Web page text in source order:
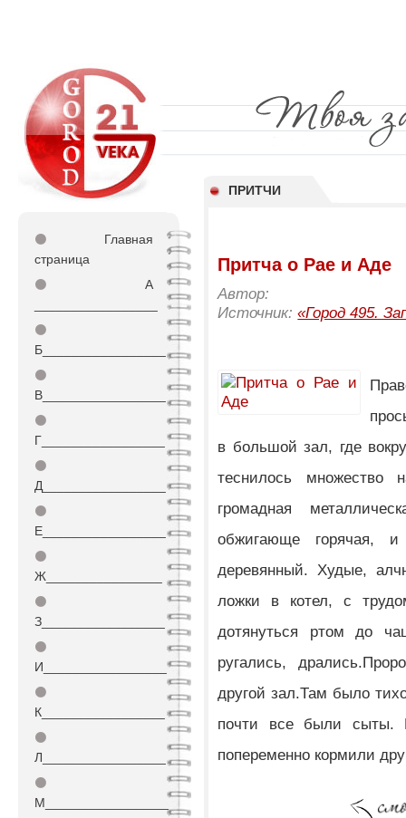
ПРИТЧИ
⚫
Главная
страница
⚫
А
⚫
Б_________________
⚫
В_________________
⚫
Г_________________
⚫
Д_________________
⚫
Е_________________
⚫
Ж________________
⚫
З_________________
⚫
И_________________
⚫
К_________________
⚫
Л_________________
⚫
М_________________
Притча о Рае и Аде
Автор:
Источник:«Город 495.
в большой зал, где
теснилось
громадная
обжигающе горячая,
деревянный. Худые,
ложки в котел, с
дотянуться ртом до
ругались,
другой зал.Там было
почти все были сыты.
попеременно кормили